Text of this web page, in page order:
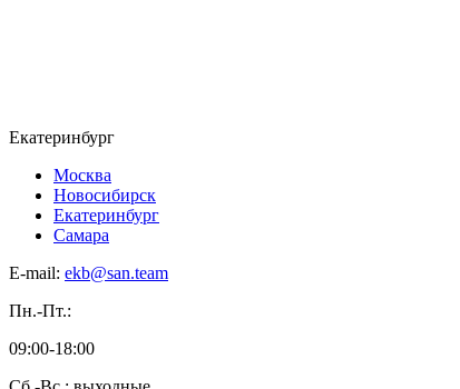
Екатеринбург
Москва
Новосибирск
Екатеринбург
Самара
E-mail: ekb@san.team
Пн.-Пт.:
09:00-18:00